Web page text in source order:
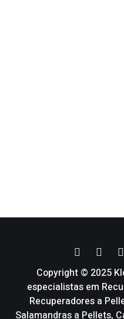
Copyright © 2025
especialistas em
Recuperadores a
Salamandras a Pellets,